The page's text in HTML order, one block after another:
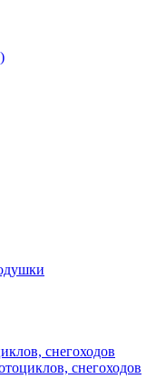
снегоходов
снегоходов